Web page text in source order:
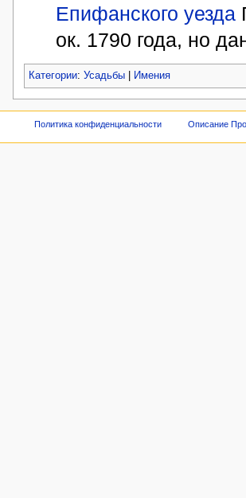
Епифанского уезда
ок. 1790 года, но
Категории: Усадьбы| Имения
Политика конфиденциальности Описание